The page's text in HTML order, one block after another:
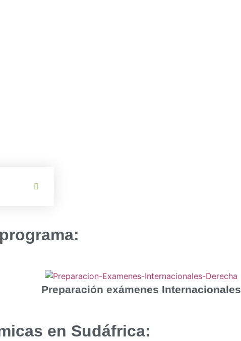
Preparación exámenes Internacionales
en Sudáfrica: